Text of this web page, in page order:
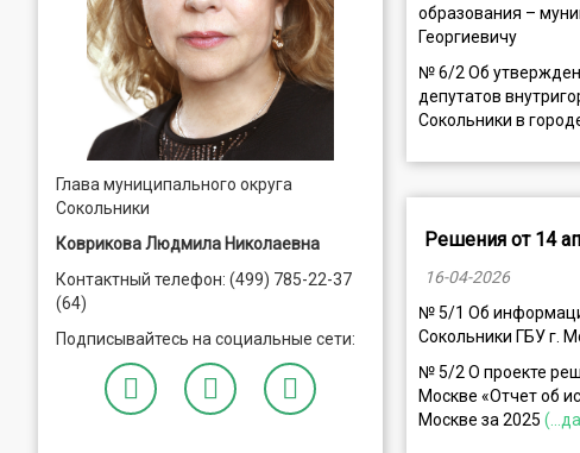
Глава муниципального округа
Сокольники
Коврикова Людмила Николаевна
Контактный телефон: (499) 785-22-37
(64)
Подписывайтесь на социальные сети:
образования –
Георгиевичу
№ 6/2 Об
депутатов
Сокольники в
Решения от 14
16-04-2026
№ 5/1 Об
Сокольники ГБУ г.
№ 5/2 О проекте
Москве «Отчет об
Москве за 2025